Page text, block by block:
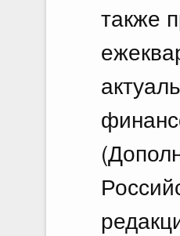
также